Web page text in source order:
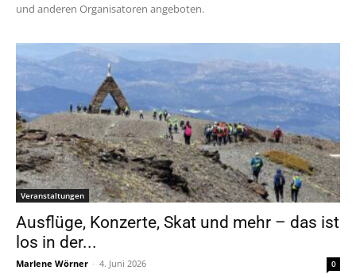
und anderen Organisatoren angeboten.
Veranstaltungen
Ausflüge, Konzerte, Skat und mehr – das ist
los in der...
Marlene Wörner - 4. Juni 2026 0